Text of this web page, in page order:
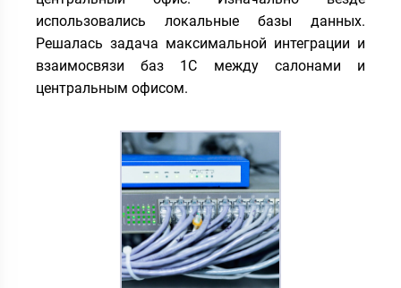
использовались локальные базы данных.
Решалась задача максимальной интеграции и
взаимосвязи баз 1С между салонами и
центральным офисом.